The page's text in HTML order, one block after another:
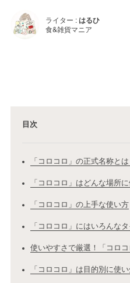
ライター :はるひ
食&雑貨マニア
目次
「コロコロ」の正式名称とは
「コロコロ」はどんな場所
「コロコロ」の上手な使い方
「コロコロ」にはいろんな
使いやすさで厳選！「コロ
「コロコロ」は目的別に使